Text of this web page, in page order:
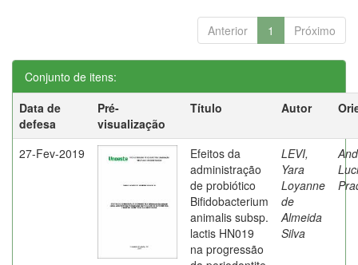
Anterior 1 Próximo
Conjunto de itens:
Data de
defesa
Pré-
visualização
Título Autor
27-Fev-2019
Efeitos da
administração
de probiótico
Bifidobacterium
animalis subsp.
lactis HN019
na progressão
LEVI,
Yara
Loyanne
de
Almeida
Silva